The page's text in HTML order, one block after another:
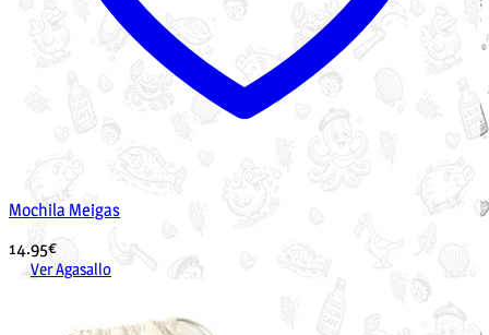
Mochila Meigas
14.95€
Ver Agasallo